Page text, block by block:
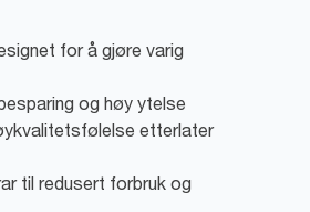
for å gjøre varig
og høy ytelse
etterlater
til redusert forbruk og